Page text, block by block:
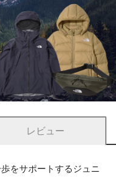
レビュー
をサポートするジュニ